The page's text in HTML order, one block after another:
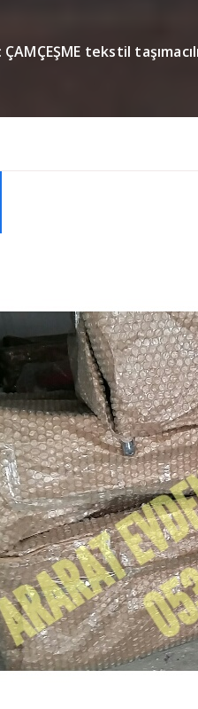
tekstil